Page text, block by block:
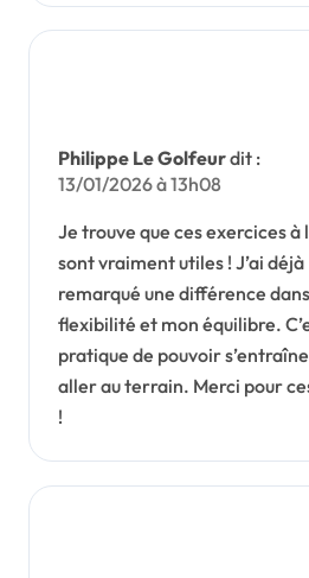
Philippe Le Golfeurdit :
13/01/2026 à 13h08
Je trouve que ces exercices à
sont vraiment utiles ! J’ai déjà
remarqué une différence
flexibilité et mon équilibre.
pratique de pouvoir
aller au terrain. Merci pour
!